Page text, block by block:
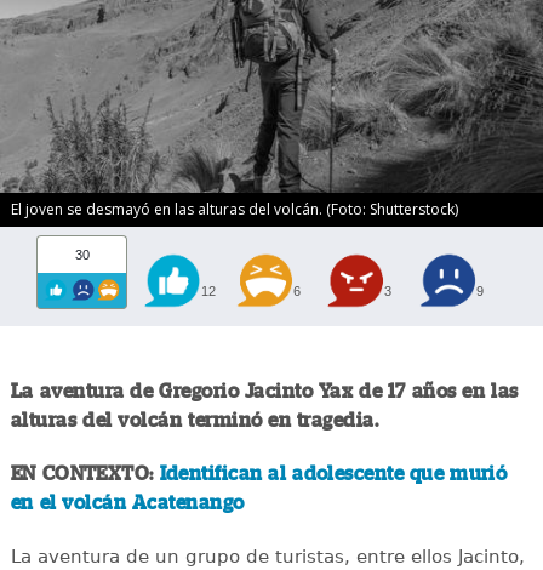
El joven se desmayó en las alturas del volcán. (Foto: Shutterstock)
30
12 6 3 9
La aventura de Gregorio Jacinto Yax de 17 años en las
alturas del volcán terminó en tragedia.
EN CONTEXTO: Identifican al adolescente que murió
en el volcán Acatenango
La aventura de un grupo de turistas, entre ellos Jacinto,